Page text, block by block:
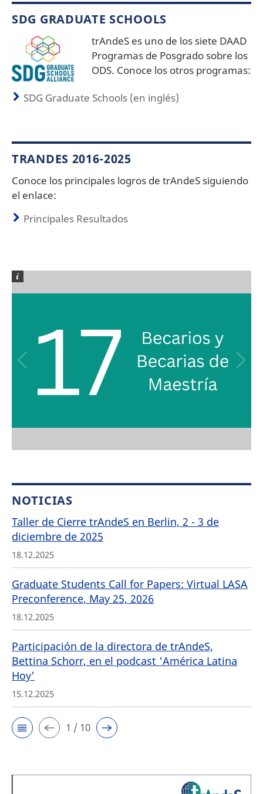
SDG GRADUATE SCHOOLS
trAndeS es uno de los siete DAAD
Programas de Posgrado sobre los
ODS. Conoce los otros programas:
SDG Graduate Schools (en inglés)
TRANDES 2016-2025
Conoce los principales logros de trAndeS siguiendo
el enlace:
Principales Resultados
NOTICIAS
Taller de Cierre trAndeS en Berlin, 2 - 3 de
diciembre de 2025
18.12.2025
Graduate Students Call for Papers: Virtual LASA
Preconference, May 25, 2026
18.12.2025
Participación de la directora de trAndeS,
Bettina Schorr, en el podcast 'América Latina
Hoy'
15.12.2025
1 / 10